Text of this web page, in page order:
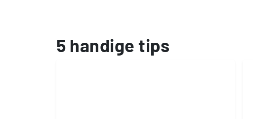
5 handige tips